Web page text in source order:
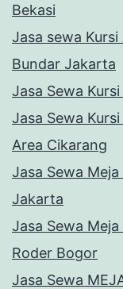
Bekasi
Jasa sewa
Bundar Jakarta
Jasa Sewa
Jasa Sewa
Area Cikarang
Jasa Sewa
Jakarta
Jasa Sewa
Roder Bogor
Jasa Sewa